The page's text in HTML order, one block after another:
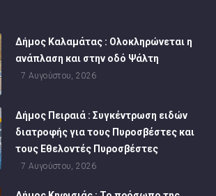
Δήμος Καλαμάτας : Ολοκληρώνεται η
ανάπλαση και στην οδό Ψάλτη
7 Αυγούστου, 2026
Δήμος Πειραιά : Συγκέντρωση ειδών
διατροφής για τους Πυροσβέστες και
τους Εθελοντές Πυροσβέστες
7 Αυγούστου, 2026